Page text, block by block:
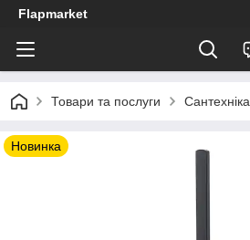
Flapmarket
Товари та послуги Сантехніка
Новинка